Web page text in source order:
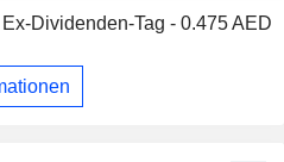
(ICT), Festnetz-, Mobilfunk-
und drahtlose Dienste,
Nachrichtendienste sowie
Ex-Dividenden-Tag - 0.475 AED